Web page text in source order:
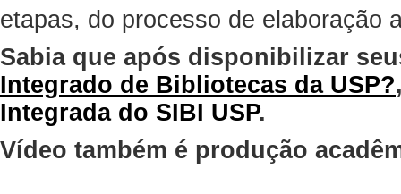
etapas, do processo de elaboração
Sabia que após disponibilizar
Integrado de Bibliotecas da USP?
Integrada do SIBI USP.
Vídeo também é produção